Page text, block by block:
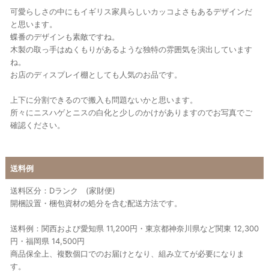
可愛らしさの中にもイギリス家具らしいカッコよさもあるデザインだ
と思います。
蝶番のデザインも素敵ですね。
木製の取っ手はぬくもりがあるような独特の雰囲気を演出しています
ね。
お店のディスプレイ棚としても人気のお品です。
上下に分割できるので搬入も問題ないかと思います。
所々にニスハゲとニスの白化と少しのかけがありますのでお写真でご
確認ください。
送料例
送料区分：Dランク (家財便)
開梱設置・梱包資材の処分を含む配送方法です。
送料例：関西および愛知県 11,200円・東京都神奈川県など関東 12,300
円・福岡県 14,500円
商品保全上、複数個口でのお届けとなり、組み立てが必要になりま
す。